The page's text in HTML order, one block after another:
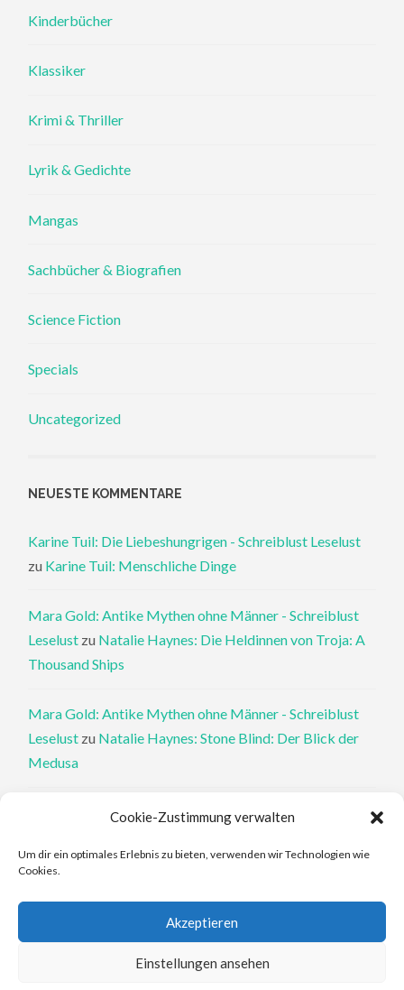
Cookie-Zustimmung verwalten
Um dir ein optimales Erlebnis zu bieten, verwenden wir Technologien wie
Cookies.
Akzeptieren
Einstellungen ansehen
Kinderbücher
Klassiker
Krimi & Thriller
Lyrik & Gedichte
Mangas
Sachbücher & Biografien
Science Fiction
Specials
Uncategorized
NEUESTE KOMMENTARE
Karine Tuil: Die Liebeshungrigen - Schreiblust Leselust
zu Karine Tuil: Menschliche Dinge
Mara Gold: Antike Mythen ohne Männer - Schreiblust
Leselust zu Natalie Haynes: Die Heldinnen von Troja: A
Thousand Ships
Mara Gold: Antike Mythen ohne Männer - Schreiblust
Leselust zu Natalie Haynes: Stone Blind: Der Blick der
Medusa
Philippa Perry: Die Therapeutin und ihre Mörder: Dr. Pat
Philippa Perry: Das Buch, von dem du dir wünschst, deine
Elena Ferrante: An den Rändern - Schreiblust Leselust
Elena Ferrante: Die Geschichte des verlorenen Kindes